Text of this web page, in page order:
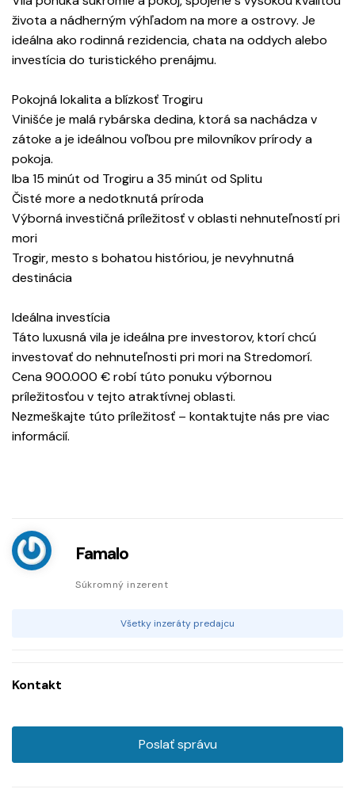
života a nádherným výhľadom na more a ostrovy. Je
ideálna ako rodinná rezidencia, chata na oddych alebo
investícia do turistického prenájmu.
Pokojná lokalita a blízkosť Trogiru
Vinišće je malá rybárska dedina, ktorá sa nachádza v
zátoke a je ideálnou voľbou pre milovníkov prírody a
pokoja.
Iba 15 minút od Trogiru a 35 minút od Splitu
Čisté more a nedotknutá príroda
Výborná investičná príležitosť v oblasti nehnuteľností pri
mori
Trogir, mesto s bohatou históriou, je nevyhnutná
destinácia
Ideálna investícia
Táto luxusná vila je ideálna pre investorov, ktorí chcú
investovať do nehnuteľnosti pri mori na Stredomorí.
Cena 900.000 € robí túto ponuku výbornou
príležitosťou v tejto atraktívnej oblasti.
Nezmeškajte túto príležitosť – kontaktujte nás pre viac
informácií.
Famalo
Súkromný inzerent
Všetky inzeráty predajcu
Kontakt
Poslať správu